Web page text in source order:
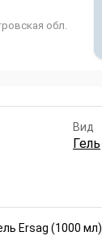
обл.
Вид
Гель
Ersag (1000 мл)